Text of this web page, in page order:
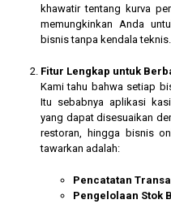
khawatir tentang kurva
memungkinkan Anda
bisnis tanpa kendala teknis.
Fitur Lengkap untuk
Kami tahu bahwa setiap
Itu sebabnya aplikasi
yang dapat disesuaikan
restoran, hingga bisnis
tawarkan adalah:
Pencatatan
Pengelolaan Stok